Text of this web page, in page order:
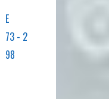
E
73 - 2
98